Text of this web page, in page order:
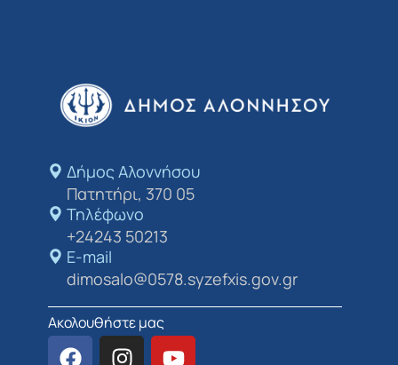
Δήμος Αλοννήσου​
Πατητήρι, 370 05
Τηλέφωνο
+24243 50213
E-mail
dimosalo@0578.syzefxis.gov.gr
Ακολουθήστε μας